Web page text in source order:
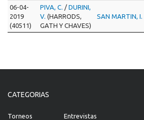
06-04-
2019
(40511)
PIVA, C. / DURINI,
V. (HARRODS,
GATH Y CHAVES)
SAN MARTIN, I.
CATEGORIAS
Torneos
Entrevistas